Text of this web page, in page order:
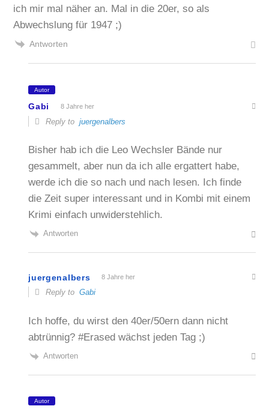
ich mir mal näher an. Mal in die 20er, so als
Abwechslung für 1947 ;)
Antworten
Autor
Gabi 8 Jahre her
Reply tojuergenalbers
Bisher hab ich die Leo Wechsler Bände nur
gesammelt, aber nun da ich alle ergattert habe,
werde ich die so nach und nach lesen. Ich finde
die Zeit super interessant und in Kombi mit einem
Krimi einfach unwiderstehlich.
Antworten
juergenalbers 8 Jahre her
Reply toGabi
Ich hoffe, du wirst den 40er/50ern dann nicht
abtrünnig? #Erased wächst jeden Tag ;)
Antworten
Autor